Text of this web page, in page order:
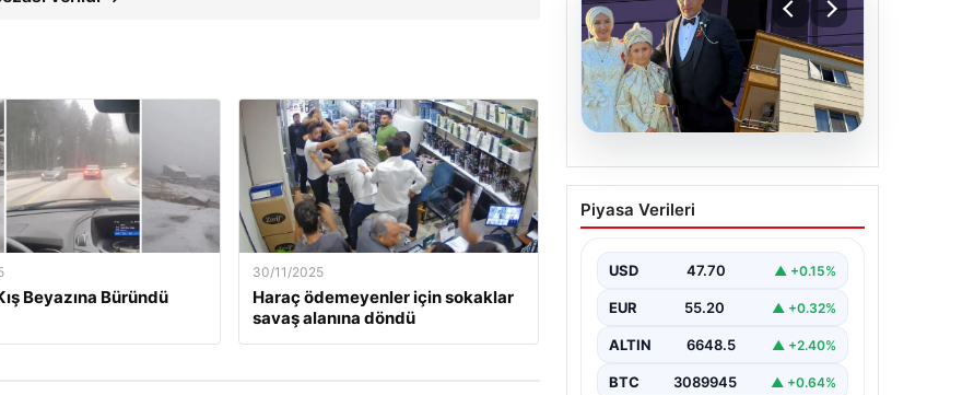
Beyazına Büründü
30/11/2025
Haraç ödemeyenler için sokaklar
savaş alanına döndü
06.08.2026
Çanakkale’de böcek
ilaçlaması felakete
annesi yoğun bakımda
Piyasa Verileri
USD 47.70 ▲ +0.15%
EUR 55.20 ▲ +0.32%
ALTIN 6648.5 ▲ +2.40%
BTC 3089945 ▲ +0.64%